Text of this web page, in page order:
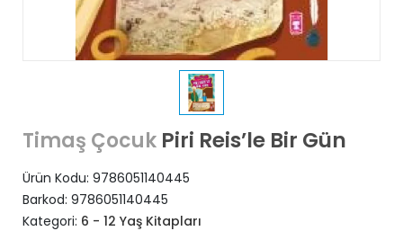
Timaş Çocuk Piri Reis’le Bir Gün
Ürün Kodu: 9786051140445
Barkod: 9786051140445
Kategori: 6 - 12 Yaş Kitapları